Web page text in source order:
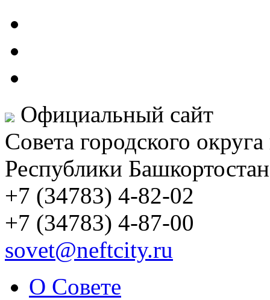
Официальный сайт
Совета городского
Республики Башкортостан
+7 (34783) 4-82-02
+7 (34783) 4-87-00
sovet@neftcity.ru
О Совете